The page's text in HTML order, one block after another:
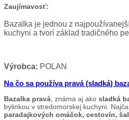
Zaujímavosť:
Bazalka je jednou z
kuchyni a tvorí základ tradičného
Výrobca: POLAN
Na čo sa používa pravá (sladká)
Bazalka pravá , známa aj ako sladká
bylinkou v stredomorskej kuchyni.
paradajkových omáčok, cestovín,